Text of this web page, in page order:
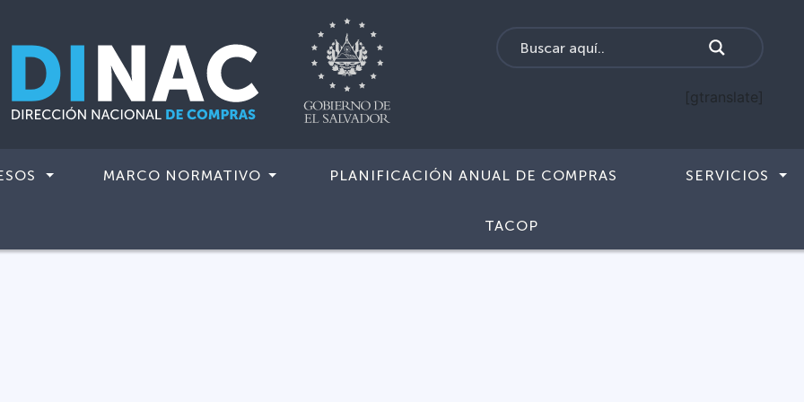
[gtranslate]
MARCO NORMATIVO PLANIFICACIÓN ANUAL DE COMPRAS SERVICIOS
TACOP